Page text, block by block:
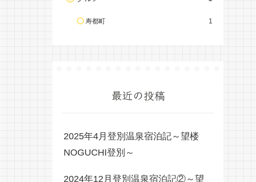
寿都町 1
最近の投稿
2025年4月登別温泉宿泊記～望楼
NOGUCHI登別～
2024年12月登別温泉宿泊記②～望